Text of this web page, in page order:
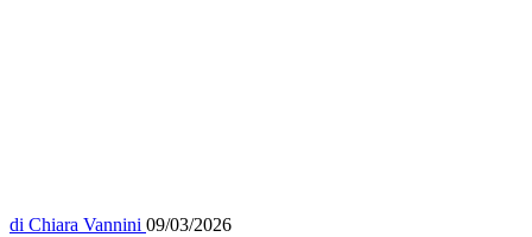
di Chiara Vannini 09/03/2026